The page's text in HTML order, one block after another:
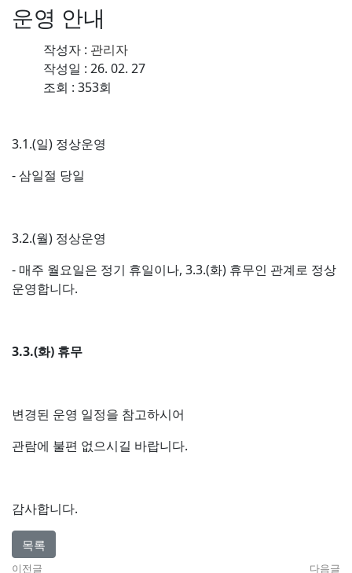
운영 안내
작성자 : 관리자
작성일 : 26. 02. 27
조회 : 353회
3.1.(일) 정상운영
- 삼일절 당일
3.2.(월) 정상운영
- 매주 월요일은 정기 휴일이나, 3.3.(화) 휴무인 관계로 정상
운영합니다.
3.3.(화) 휴무
​변경된 운영 일정을 참고하시어
관람에 불편 없으시길 바랍니다.
감사합니다.
목록
이전글 다음글